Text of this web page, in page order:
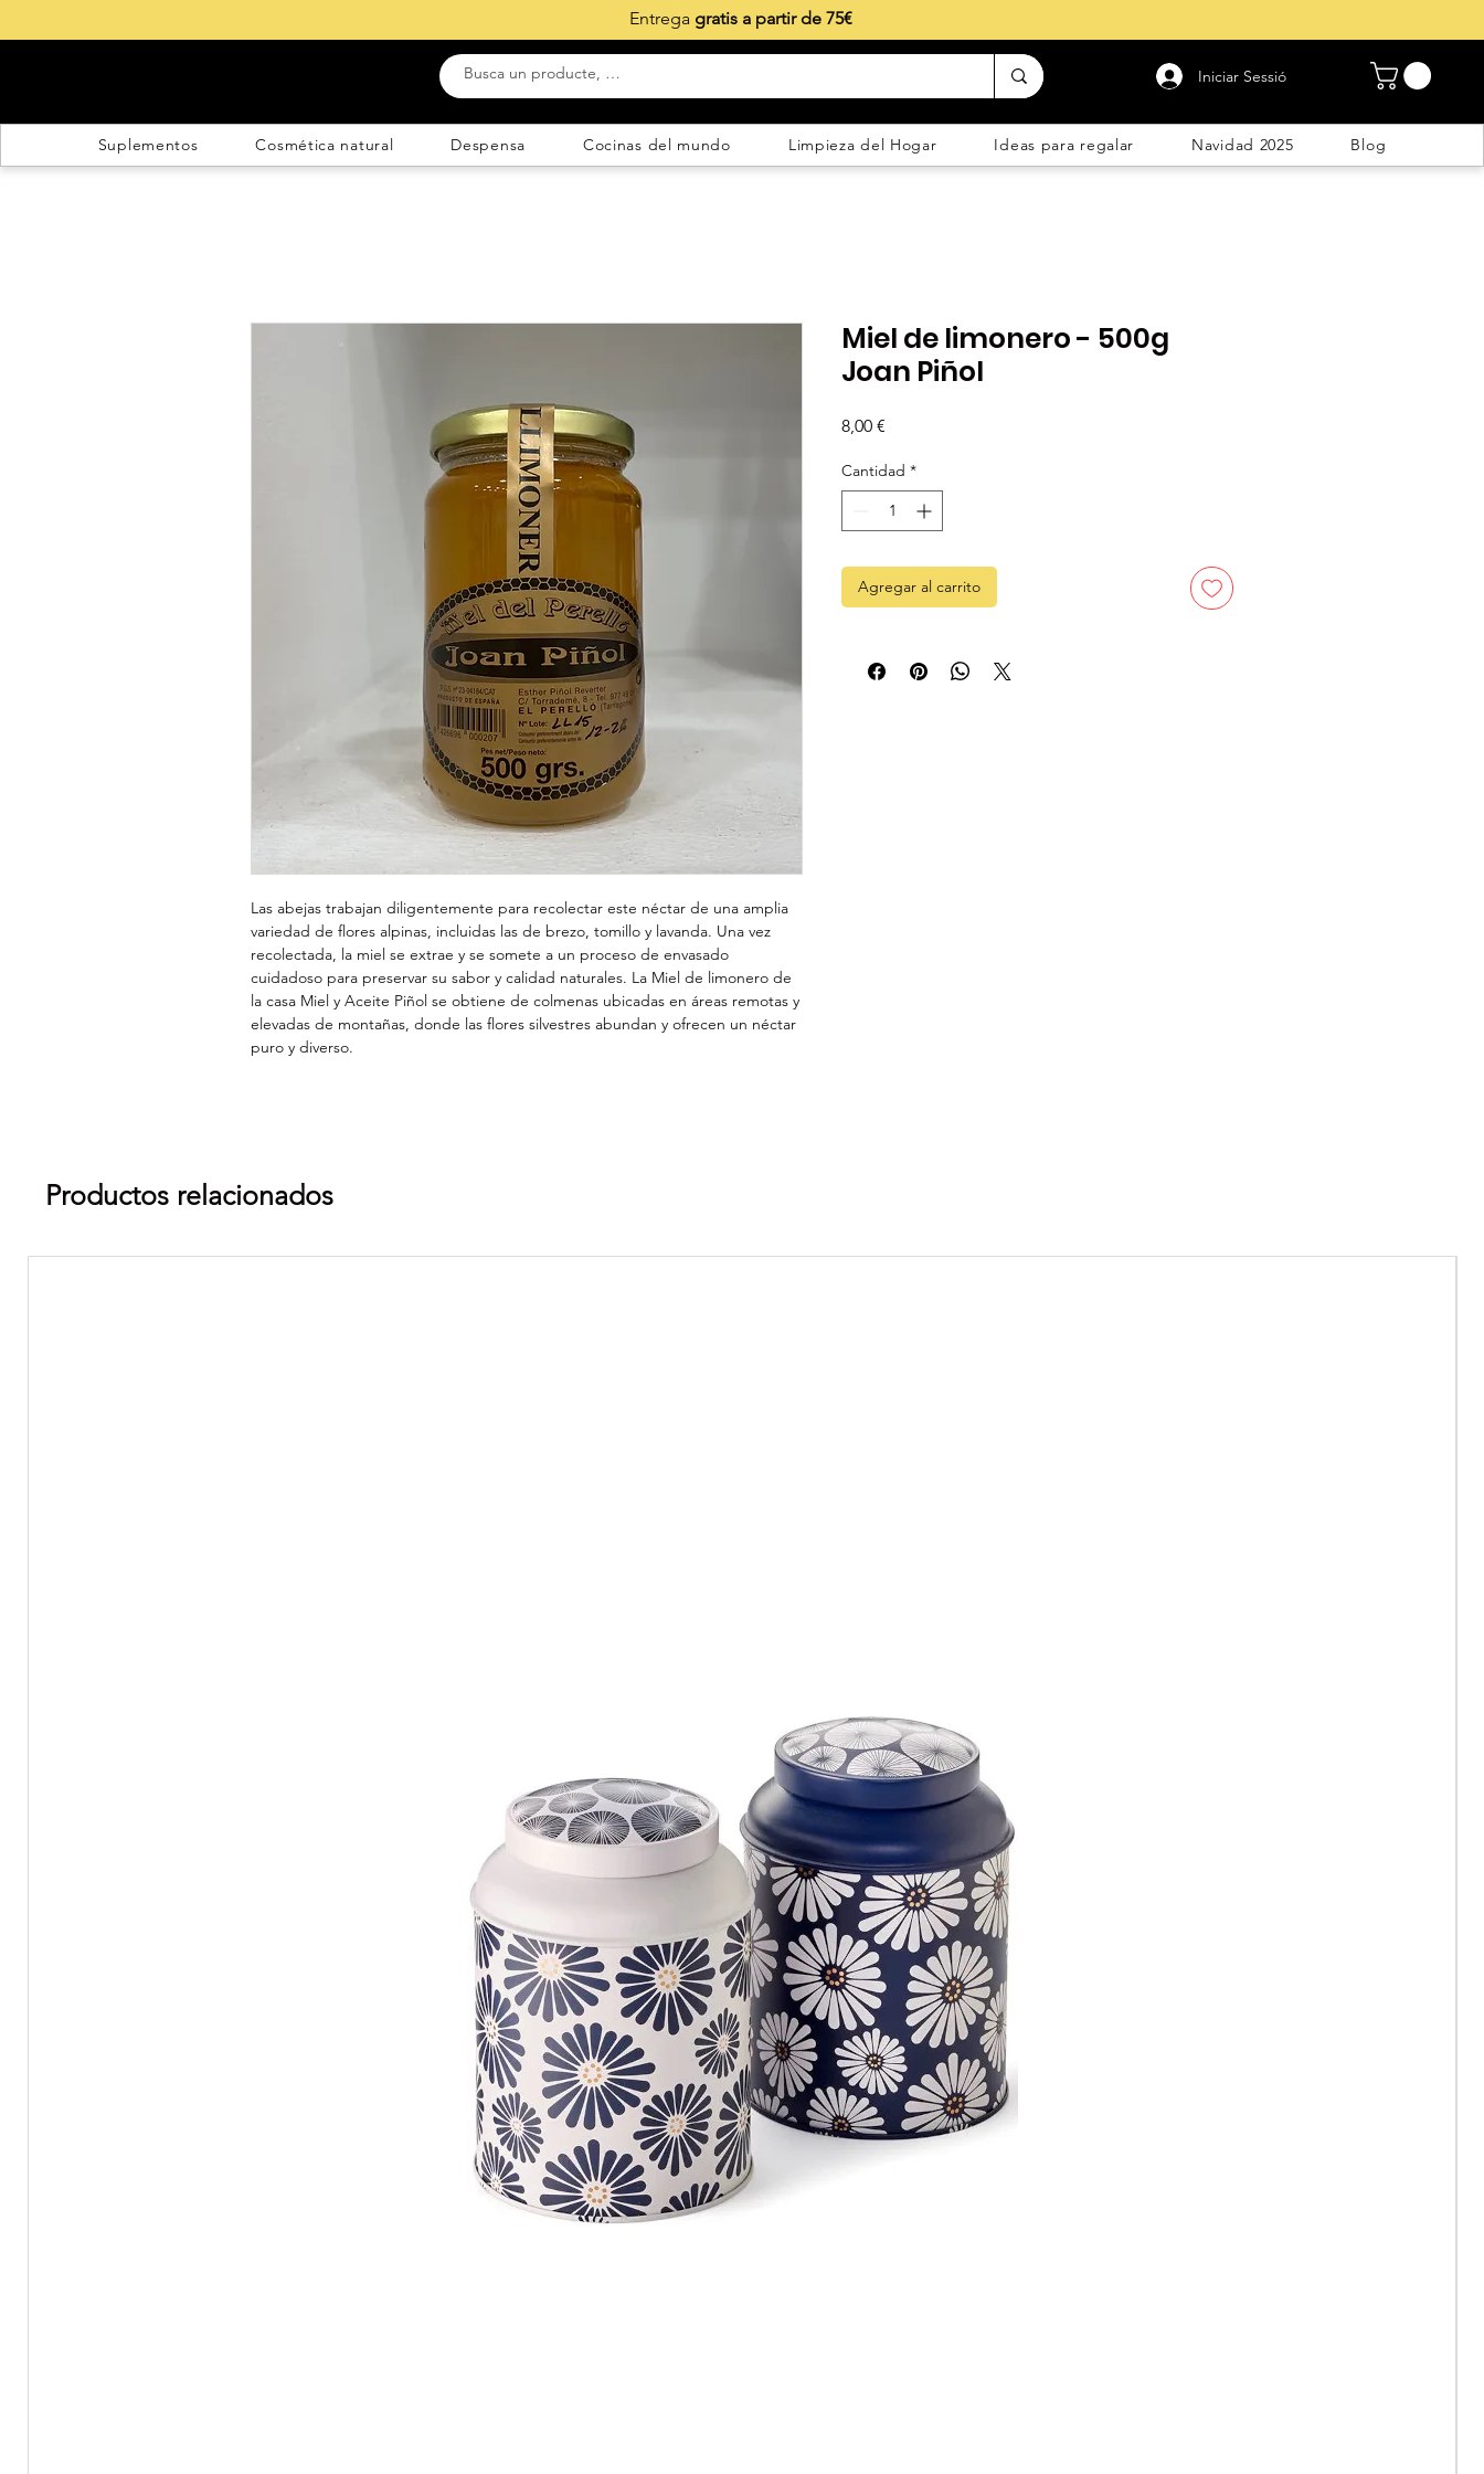
Entrega gratis a partir de 75€
Iniciar Sessió
Suplementos Cosmética natural Despensa Cocinas del mundo Limpieza del Hogar Ideas para regalar Navidad 2025 Blog
Las abejas trabajan diligentemente para recolectar este néctar de una amplia
variedad de flores alpinas, incluidas las de brezo, tomillo y lavanda. Una vez
recolectada, la miel se extrae y se somete a un proceso de envasado
cuidadoso para preservar su sabor y calidad naturales. La Miel de limonero de
la casa Miel y Aceite Piñol se obtiene de colmenas ubicadas en áreas remotas y
elevadas de montañas, donde las flores silvestres abundan y ofrecen un néctar
puro y diverso.
Miel de limonero - 500g
Joan Piñol
8,00 €
Cantidad *
Agregar al carrito
Productos relacionados